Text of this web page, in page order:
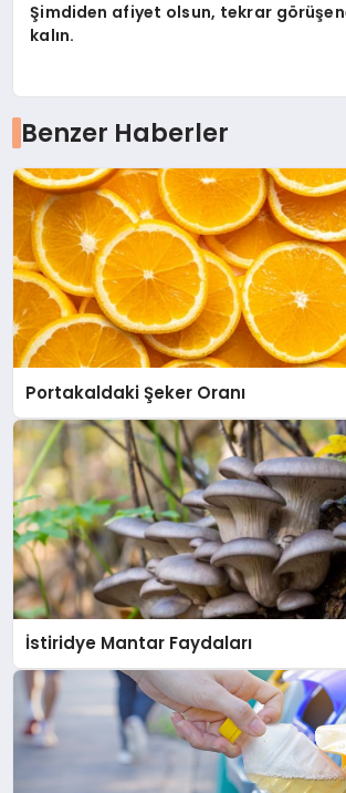
Şimdiden afiyet olsun, tekrar
kalın.
Benzer Haberler
Portakaldaki Şeker Oranı
İstiridye Mantar Faydaları